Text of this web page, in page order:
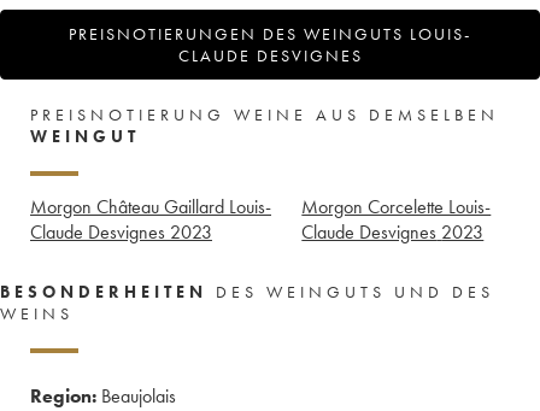
PREISNOTIERUNGEN DES WEINGUTS LOUIS-
CLAUDE DESVIGNES
PREISNOTIERUNG WEINE AUS DEMSELBEN
WEINGUT
Morgon Château Gaillard Louis-
Claude Desvignes 2023
Morgon Corcelette Louis-
Claude Desvignes 2023
BESONDERHEITEN
DES WEINGUTS UND DES
WEINS
Region: Beaujolais